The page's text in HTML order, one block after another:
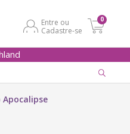
Entre ou
Cadastre-se
0
Apocalipse